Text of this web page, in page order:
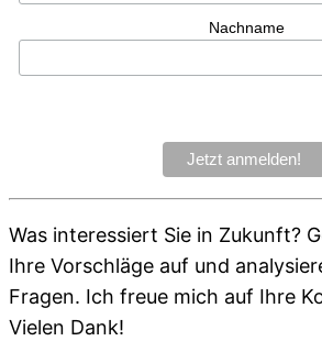
Nachname
Was interessiert Sie in Zukunft?
Ihre Vorschläge auf und
Fragen. Ich freue mich auf Ihre
Vielen Dank!